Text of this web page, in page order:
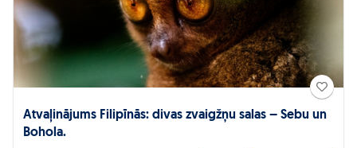
Atvaļinājums Filipīnās: divas zvaigžņu salas – Sebu un
Bohola.